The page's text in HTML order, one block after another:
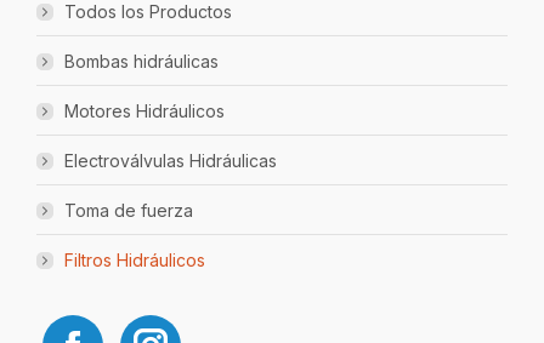
Todos los Productos
Bombas hidráulicas
Motores Hidráulicos
Electroválvulas Hidráulicas
Toma de fuerza
Filtros Hidráulicos